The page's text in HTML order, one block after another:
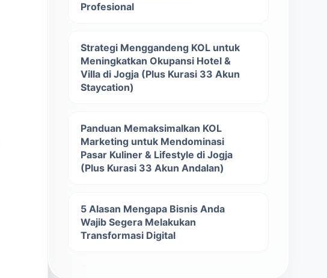
Profesional
Strategi Menggandeng KOL untuk
Meningkatkan Okupansi Hotel &
Villa di Jogja (Plus Kurasi 33 Akun
Staycation)
Panduan Memaksimalkan KOL
Marketing untuk Mendominasi
Pasar Kuliner & Lifestyle di Jogja
(Plus Kurasi 33 Akun Andalan)
5 Alasan Mengapa Bisnis Anda
Wajib Segera Melakukan
Transformasi Digital